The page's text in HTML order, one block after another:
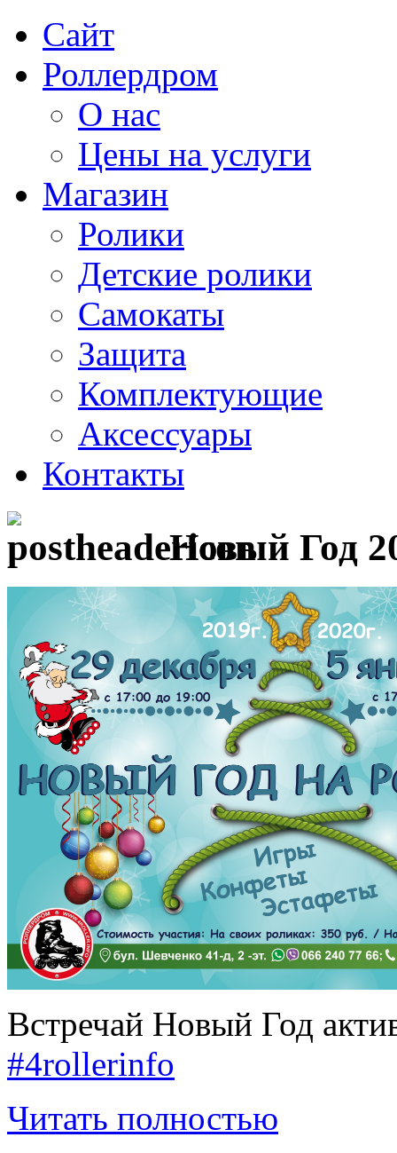
Сайт
Роллердром
О нас
Цены на услуги
Магазин
Ролики
Детские ролики
Самокаты
Защита
Комплектующие
Аксессуары
Контакты
Новый Год
Встречай Новый Год
#4rollerinfo
Читать полностью